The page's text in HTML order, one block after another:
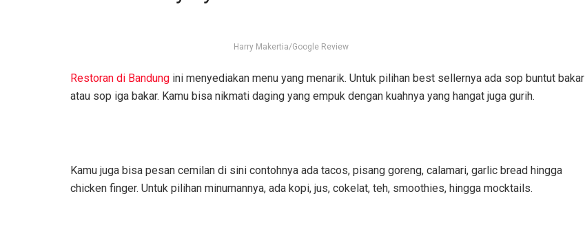
Harry Makertia/Google Review
Restoran di Bandung ini menyediakan menu yang menarik. Untuk pilihan best sellernya ada sop buntut bakar
atau sop iga bakar. Kamu bisa nikmati daging yang empuk dengan kuahnya yang hangat juga gurih.
Kamu juga bisa pesan cemilan di sini contohnya ada tacos, pisang goreng, calamari, garlic bread hingga
chicken finger. Untuk pilihan minumannya, ada kopi, jus, cokelat, teh, smoothies, hingga mocktails.